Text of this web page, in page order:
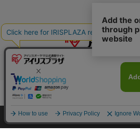
セキュリティ・プライバシー
HOME 探す ログイン